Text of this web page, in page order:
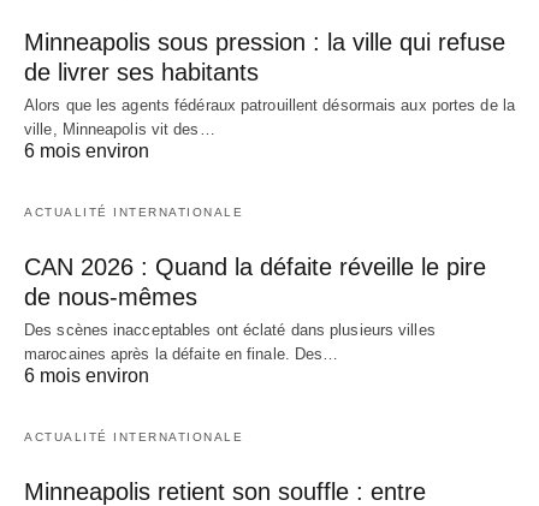
Minneapolis sous pression : la ville qui refuse
de livrer ses habitants
Alors que les agents fédéraux patrouillent désormais aux portes de la
ville, Minneapolis vit des…
6 mois environ
ACTUALITÉ INTERNATIONALE
CAN 2026 : Quand la défaite réveille le pire
de nous-mêmes
Des scènes inacceptables ont éclaté dans plusieurs villes
marocaines après la défaite en finale. Des…
6 mois environ
ACTUALITÉ INTERNATIONALE
Minneapolis retient son souffle : entre